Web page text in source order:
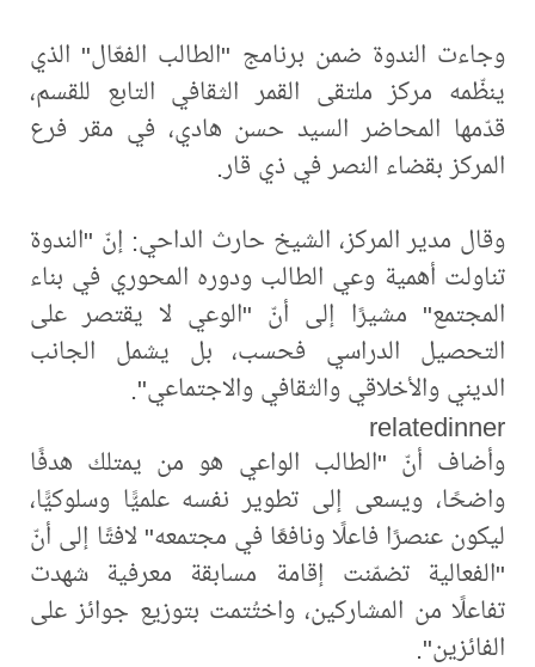
وجاءت الندوة ضمن برنامج "الطالب الفعّال" الذي
ينظّمه مركز ملتقى القمر الثقافي التابع للقسم،
قدّمها المحاضر السيد حسن هادي، في مقر فرع
المركز بقضاء النصر في ذي قار.
وقال مدير المركز، الشيخ حارث الداحي: إنّ "الندوة
تناولت أهمية وعي الطالب ودوره المحوري في بناء
المجتمع" مشيرًا إلى أنّ "الوعي لا يقتصر على
التحصيل الدراسي فحسب، بل يشمل الجانب
الديني والأخلاقي والثقافي والاجتماعي".
relatedinner
وأضاف أنّ "الطالب الواعي هو من يمتلك هدفًا
واضحًا، ويسعى إلى تطوير نفسه علميًّا وسلوكيًّا،
ليكون عنصرًا فاعلًا ونافعًا في مجتمعه" لافتًا إلى أنّ
"الفعالية تضمّنت إقامة مسابقة معرفية شهدت
تفاعلًا من المشاركين، واختُتمت بتوزيع جوائز على
الفائزين".